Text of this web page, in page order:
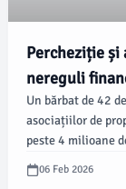
Percheziție și
nereguli
Un bărbat de 42
asociațiilor de
peste 4 milioane
Serviciului de
desfășurat ieri o
06 Feb 2026